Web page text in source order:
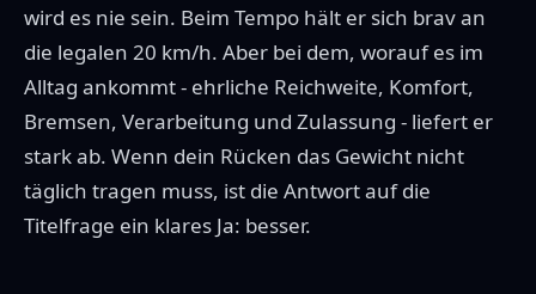
wird es nie sein. Beim Tempo hält er sich brav an
die legalen 20 km/h. Aber bei dem, worauf es im
Alltag ankommt - ehrliche Reichweite, Komfort,
Bremsen, Verarbeitung und Zulassung - liefert er
stark ab. Wenn dein Rücken das Gewicht nicht
täglich tragen muss, ist die Antwort auf die
Titelfrage ein klares Ja: besser.